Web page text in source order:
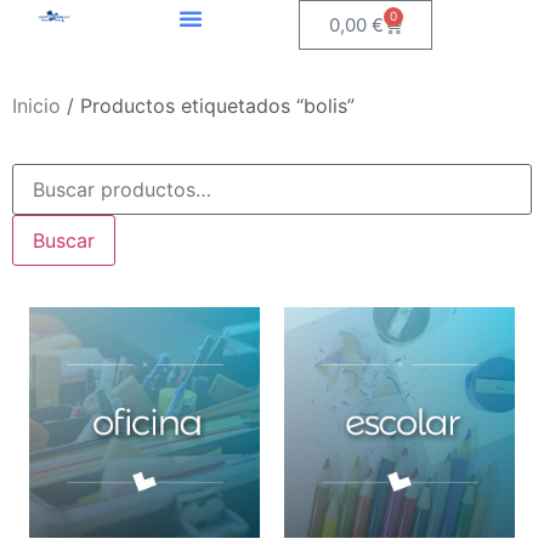
0,00€ 0
Inicio / Productos etiquetados “bolis”
Buscar